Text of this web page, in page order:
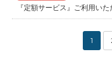
『定額サービス』ご利用い
1